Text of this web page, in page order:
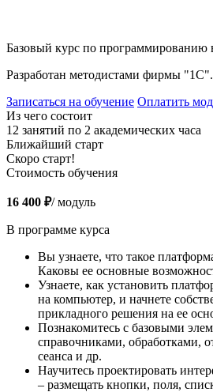
Базовый курс по программированию
Разработан методистами фирмы "1С".
Записаться на обучение Оплатить
Из чего состоит
12 занятий по 2 академических часа
Ближайший старт
Скоро старт!
Стоимость обучения
16 400 ₽/ модуль
В программе курса
Вы узнаете, что такое
Каковы ее основные
Узнаете, как установить
на компьютер, и начнете
прикладного решения на ее
Познакомитесь с базовыми
справочниками, обработками,
сеанса и др.
Научитесь проектировать
– размещать кнопки, поля,